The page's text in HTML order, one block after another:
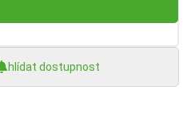
hlídat dostupnost